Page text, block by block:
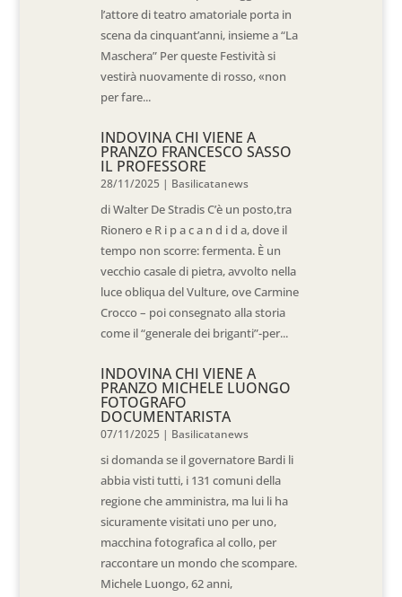
l’attore di teatro amatoriale porta in
scena da cinquant’anni, insieme a “La
Maschera” Per queste Festività si
vestirà nuovamente di rosso, «non
per fare...
INDOVINA CHI VIENE A
PRANZO FRANCESCO SASSO
IL PROFESSORE
28/11/2025 | Basilicatanews
di Walter De Stradis C’è un posto,tra
Rionero e R i p a c a n d i d a, dove il
tempo non scorre: fermenta. È un
vecchio casale di pietra, avvolto nella
luce obliqua del Vulture, ove Carmine
Crocco – poi consegnato alla storia
come il “generale dei briganti”-per...
INDOVINA CHI VIENE A
PRANZO MICHELE LUONGO
FOTOGRAFO
DOCUMENTARISTA
07/11/2025 | Basilicatanews
si domanda se il governatore Bardi li
abbia visti tutti, i 131 comuni della
regione che amministra, ma lui li ha
sicuramente visitati uno per uno,
macchina fotografica al collo, per
raccontare un mondo che scompare.
Michele Luongo, 62 anni,